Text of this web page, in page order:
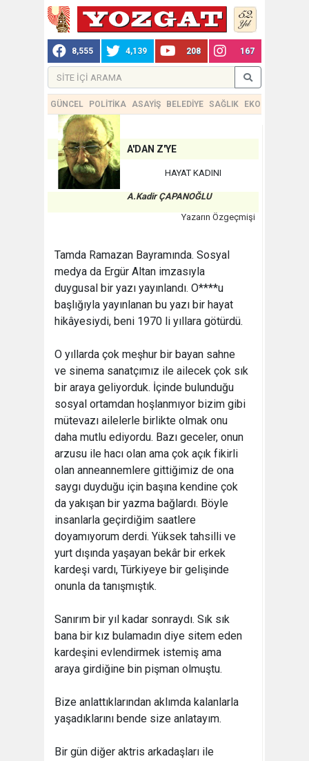
8,555 4,139 208 167
GÜNCEL POLİTİKA ASAYİŞ BELEDİYE SAĞLIK EKONOMİ
A'DAN Z'YE
HAYAT KADINI
A.Kadir ÇAPANOĞLU
Yazarın Özgeçmişi
Tamda Ramazan Bayramında. Sosyal
medya da Ergür Altan imzasıyla
duygusal bir yazı yayınlandı. O****u
başlığıyla yayınlanan bu yazı bir hayat
hikâyesiydi, beni 1970 li yıllara götürdü.
O yıllarda çok meşhur bir bayan sahne
ve sinema sanatçımız ile ailecek çok sık
bir araya geliyorduk. İçinde bulunduğu
sosyal ortamdan hoşlanmıyor bizim gibi
mütevazı ailelerle birlikte olmak onu
daha mutlu ediyordu. Bazı geceler, onun
arzusu ile hacı olan ama çok açık fikirli
olan anneannemlere gittiğimiz de ona
saygı duyduğu için başına kendine çok
da yakışan bir yazma bağlardı. Böyle
insanlarla geçirdiğim saatlere
doyamıyorum derdi. Yüksek tahsilli ve
yurt dışında yaşayan bekâr bir erkek
kardeşi vardı, Türkiyeye bir gelişinde
onunla da tanışmıştık.
Sanırım bir yıl kadar sonraydı. Sık sık
bana bir kız bulamadın diye sitem eden
kardeşini evlendirmek istemiş ama
araya girdiğine bin pişman olmuştu.
Bize anlattıklarından aklımda kalanlarla
yaşadıklarını bende size anlatayım.
Bir gün diğer aktris arkadaşları ile